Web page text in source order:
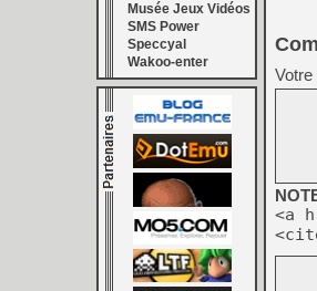
Musée Jeux Vidéos
SMS Power
Speccyal
Wakoo-enter
<a